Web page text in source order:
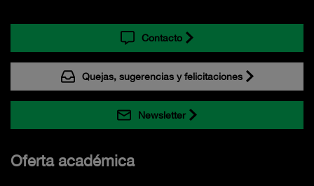
Contacto
Quejas, sugerencias y felicitaciones
Newsletter
Oferta académica